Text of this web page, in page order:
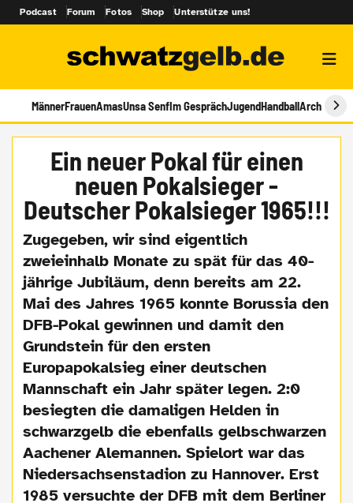
Podcast Forum Fotos Shop Unterstütze uns!
MännerFrauenAmasUnsa SenfIm GesprächJugendHandballArchiv
Ein neuer Pokal für einen
neuen Pokalsieger -
Deutscher Pokalsieger 1965!!!
Zugegeben, wir sind eigentlich
zweieinhalb Monate zu spät für das 40-
jährige Jubiläum, denn bereits am 22.
Mai des Jahres 1965 konnte Borussia den
DFB-Pokal gewinnen und damit den
Grundstein für den ersten
Europapokalsieg einer deutschen
Mannschaft ein Jahr später legen. 2:0
besiegten die damaligen Helden in
schwarzgelb die ebenfalls gelbschwarzen
Aachener Alemannen. Spielort war das
Niedersachsenstadion zu Hannover. Erst
1985 versuchte der DFB mit dem Berliner